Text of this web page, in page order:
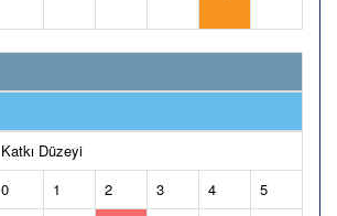
Katkı Düzeyi
0
1 2 3 4
5